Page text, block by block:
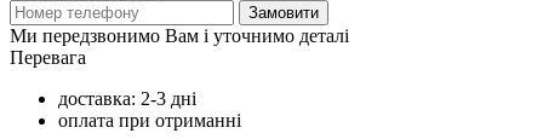
Замовити
Ми передзвонимо Вам і уточнимо деталі
Перевага
доставка: 2-3 дні
оплата при отриманні